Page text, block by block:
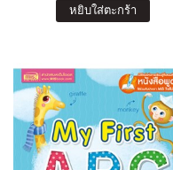
หยิบใส่ตะกร้า